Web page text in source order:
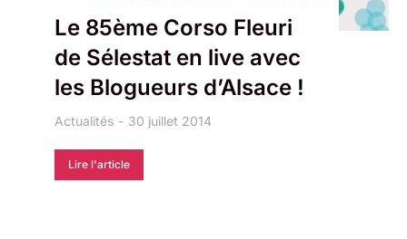
Le 85ème Corso Fleuri
de Sélestat en live avec
les Blogueurs d’Alsace !
Actualités 30 juillet 2014
Lire l'article